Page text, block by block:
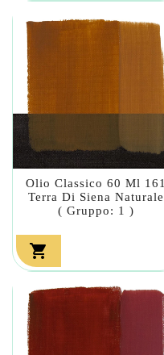
Olio Classico 60 Ml 161
Terra Di Siena Naturale
( Gruppo: 1 )
